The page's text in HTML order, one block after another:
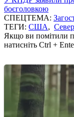
боєголовкою
СПЕЦТЕМА:
ТЕГИ: США,
Якщо ви помітили
натисніть Ctrl +